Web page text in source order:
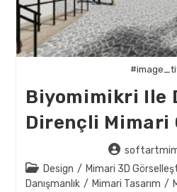
Biyomimikri Ile
Dirençli Mimari
Post
author:
Post
category:
Design / Mimari 3D
Danışmanlık / Mimari Tasarım /